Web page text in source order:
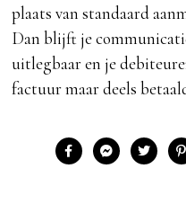
plaats van standaard
Dan blijft je
uitlegbaar en je
factuur maar deels